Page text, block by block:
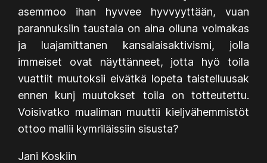
asemmoo ihan hyvvee hyvvyyttään, vuan
parannuksiin taustala on aina olluna voimakas
ja luajamittanen kansalaisaktivismi, jolla
immeiset ovat näyttänneet, jotta hyö toila
vuattiit muutoksii eivätkä lopeta taistelluusak
ennen kunj muutokset toila on totteutettu.
Voisivatko mualiman muuttii kieljvähemmistöt
ottoo mallii kymriläissiin sisusta?
Jani Koskiin